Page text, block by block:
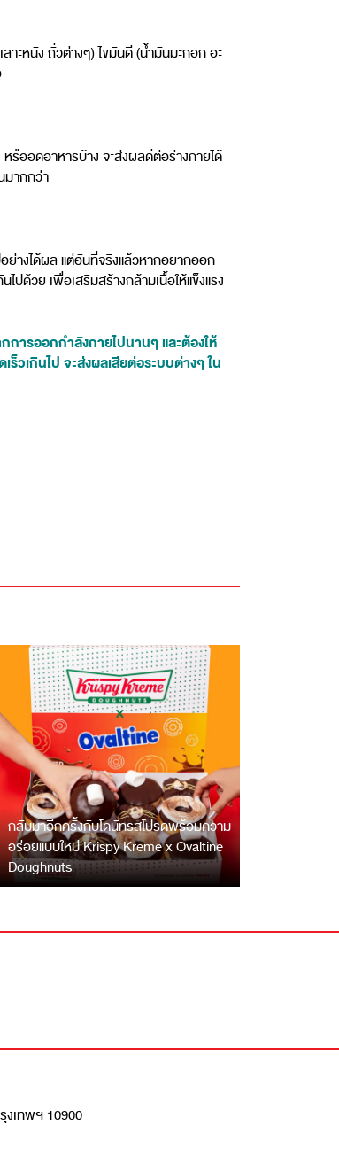
าะหนัง ถั่วต่างๆ) ไขมันดี (น้ำมันมะกอก อะ
รืออดอาหารบ้าง จะส่งผลดีต่อร่างกายได้
มากกว่า
ย่างได้ผล แต่อันที่จริงแล้วหากอยากออก
ปด้วย เพื่อเสริมสร้างกล้ามเนื้อให้แข็งแรง
ารออกกำลังกายไปนานๆ และต้องให้
วเกินไป จะส่งผลเสียต่อระบบต่างๆ ใน
กลับมาอีกครั้งกับโดนัทรสโปรดพร้อมความ
อร่อยแบบใหม่ Krispy Kreme x Ovaltine
Doughnuts
งเทพฯ 10900